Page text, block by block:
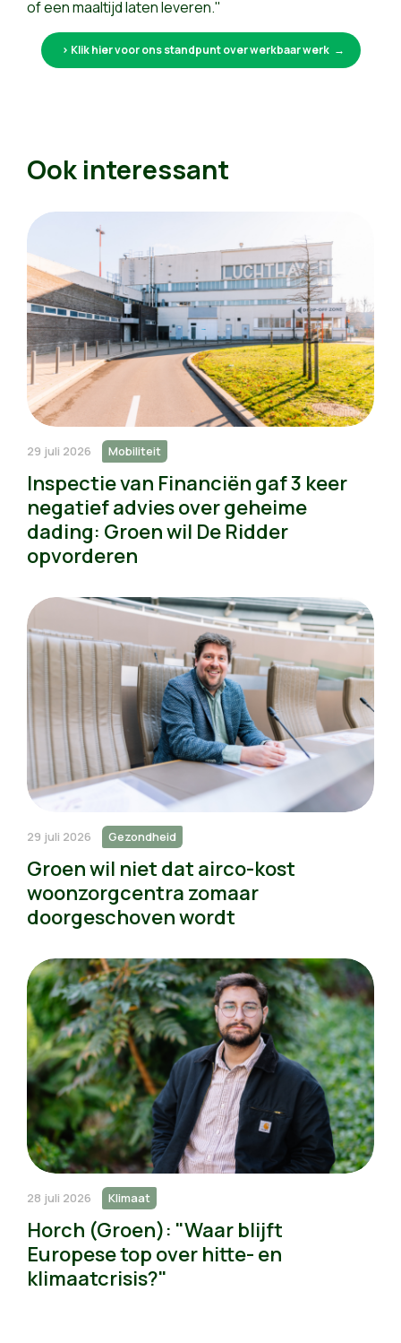
of een maaltijd laten leveren."
> Klik hier voor ons standpunt over werkbaar werk
Ook interessant
29 juli 2026 Mobiliteit
Inspectie van Financiën gaf 3 keer
negatief advies over geheime
dading: Groen wil De Ridder
opvorderen
29 juli 2026 Gezondheid
Groen wil niet dat airco-kost
woonzorgcentra zomaar
doorgeschoven wordt
28 juli 2026 Klimaat
Horch (Groen): "Waar blijft
Europese top over hitte- en
klimaatcrisis?"